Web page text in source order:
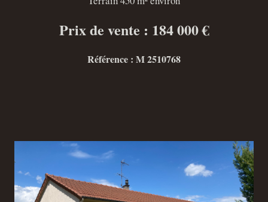
Prix de vente : 184 000 €
Référence : M 2510768